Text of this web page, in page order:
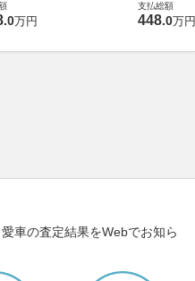
.0万円
支払総額
448.0万円
車の査定結果をWebでお知ら